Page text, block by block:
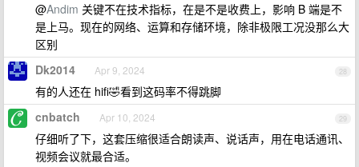
@Andim 关键不在技术指标，在是不是收费上，影响 B 端是不
是上马。现在的网络、运算和存储环境，除非极限工况没那么大
区别
28
Dk2014 Apr 9, 2024
有的人还在 hifi🤣看到这码率不得跳脚
29
cnbatch Apr 10, 2024
仔细听了下，这套压缩很适合朗读声、说话声，用在电话通讯、
视频会议就最合适。